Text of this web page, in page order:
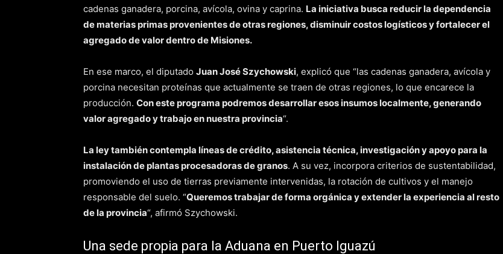
cadenas ganadera, porcina, avícola, ovina y caprina. La iniciativa busca reducir la dependencia
de materias primas provenientes de otras regiones, disminuir costos logísticos y fortalecer el
agregado de valor dentro de Misiones.
En ese marco, el diputado Juan José Szychowski, explicó que “las cadenas ganadera, avícola y
porcina necesitan proteínas que actualmente se traen de otras regiones, lo que encarece la
producción. Con este programa podremos desarrollar esos insumos localmente, generando
valor agregado y trabajo en nuestra provincia“.
La ley también contempla líneas de crédito, asistencia técnica, investigación y apoyo para la
instalación de plantas procesadoras de granos. A su vez, incorpora criterios de sustentabilidad,
promoviendo el uso de tierras previamente intervenidas, la rotación de cultivos y el manejo
responsable del suelo. “Queremos trabajar de forma orgánica y extender la experiencia al resto
de la provincia“, afirmó Szychowski.
Una sede propia para la Aduana en Puerto Iguazú